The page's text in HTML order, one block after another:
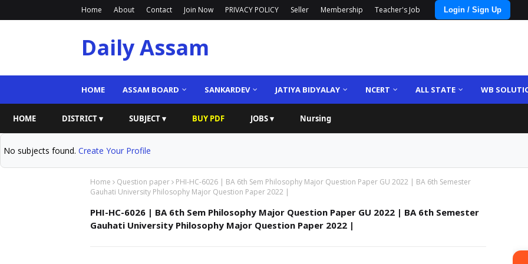
Home About Contact Join Now PRIVACY POLICY Seller Membership Teacher's Job Login / Sign Up
Daily Assam
HOME ASSAM BOARD SANKARDEV JATIYA BIDYALAY NCERT ALL STATE WB
HOME DISTRICT ▾ SUBJECT ▾ BUY PDF JOBS ▾ Nursing
No subjects found. Create Your Profile
Home Question paper
PHI-HC-6026 | BA 6th Sem Philosophy Major Question Paper GU 2022 | BA 6th Semester
Gauhati University Philosophy Major Question Paper 2022 |
PHI-HC-6026 | BA 6th Sem Philosophy Major Question Paper GU 2022 | BA 6th Semester
Gauhati University Philosophy Major Question Paper 2022 |